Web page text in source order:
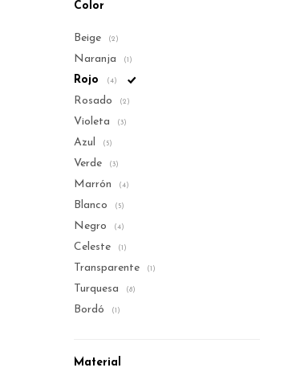
Color
Beige (2)
Naranja (1)
Rojo (4)
Rosado (2)
Violeta (3)
Azul (5)
Verde (3)
Marrón (4)
Blanco (5)
Negro (4)
Celeste (1)
Transparente (1)
Turquesa (8)
Bordó (1)
Material